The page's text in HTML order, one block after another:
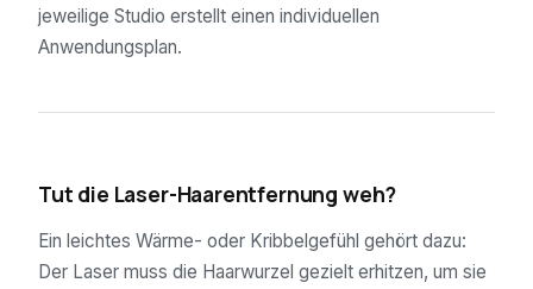
jeweilige Studio erstellt einen individuellen
Anwendungsplan.
Tut die Laser-Haarentfernung weh?
Ein leichtes Wärme- oder Kribbelgefühl gehört dazu:
Der Laser muss die Haarwurzel gezielt erhitzen, um sie